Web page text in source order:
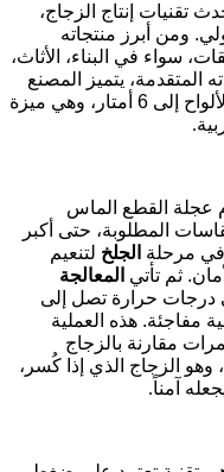
تقنيات إنتاج الزجاج،
ومن أبرز منتجاته
سواء في البناء، الأثاث،
المتقدمة، يتميز المصنع
، حيث يصل حجم الألواح إلى 6 أمتار، وهي ميزة
.
عجلة القطع الماس
المطلوبة، حتى أكبر
في مرحلة الجلخ لتنعيم
ثم تأتي المعالجة
درجات حرارة تصل إلى
مفاجئة. هذه العملية
تجعل الزجاج أكثر قوة بمقدار 8 إلى 10 مرات مقارنة بالزجاج
الزجاج الذي إذا كُسر،
آمناً.